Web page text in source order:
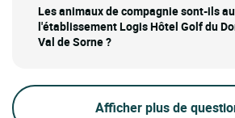
Les animaux de compagnie sont-ils
l'établissement Logis Hôtel Golf du
Val de Sorne ?
Afficher plus de